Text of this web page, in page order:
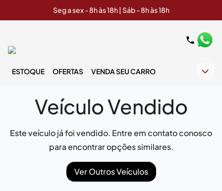
Seg a sex - 8h às 18h | Sáb - 8h às 18h
ESTOQUE OFERTAS VENDA SEU CARRO
Veículo Vendido
Este veículo já foi vendido. Entre em contato conosco
para encontrar opções similares.
Ver Outros Veículos